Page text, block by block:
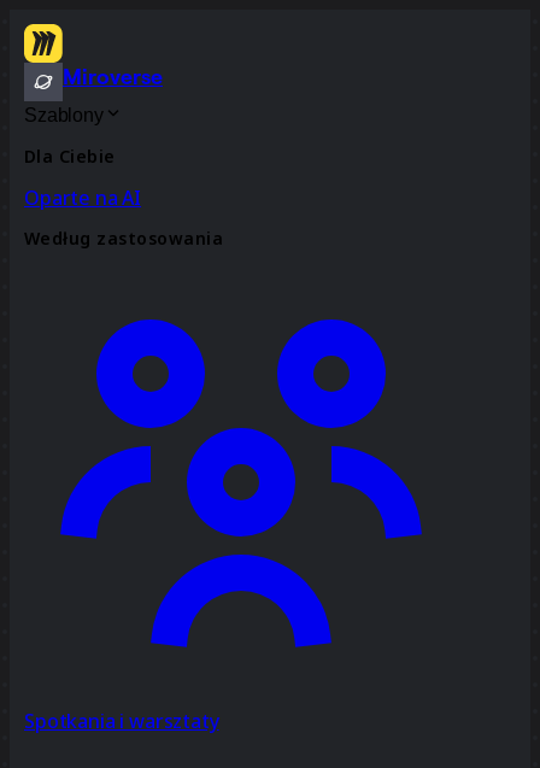
Miroverse
Szablony
Dla Ciebie
Oparte na AI
Według zastosowania
Spotkania i warsztaty